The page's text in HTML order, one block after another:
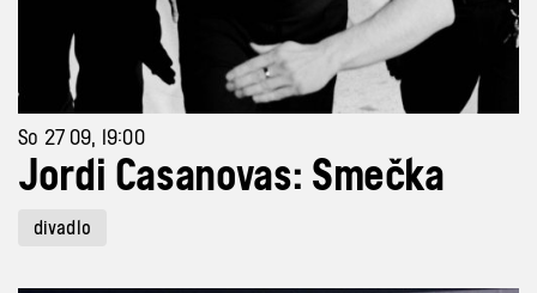
So 27 09, 19:00
Jordi Casanovas: Smečka
divadlo